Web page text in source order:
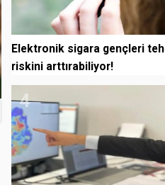
Elektronik sigara gençleri
riskini arttırabiliyor!
4